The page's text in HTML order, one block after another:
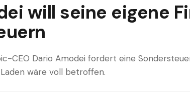
will seine eigene
CEO Dario Amodei fordert eine
wäre voll betroffen.